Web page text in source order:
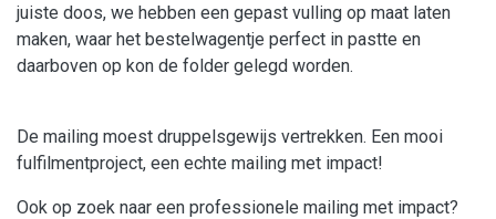
juiste doos, we hebben een gepast vulling op maat laten
maken, waar het bestelwagentje perfect in pastte en
daarboven op kon de folder gelegd worden.
De mailing moest druppelsgewijs vertrekken. Een mooi
fulfilmentproject, een echte mailing met impact!
Ook op zoek naar een professionele mailing met impact?